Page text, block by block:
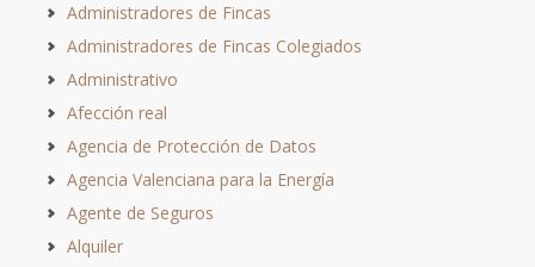
Administradores de Fincas
Administradores de Fincas Colegiados
Administrativo
Afección real
Agencia de Protección de Datos
Agencia Valenciana para la Energía
Agente de Seguros
Alquiler